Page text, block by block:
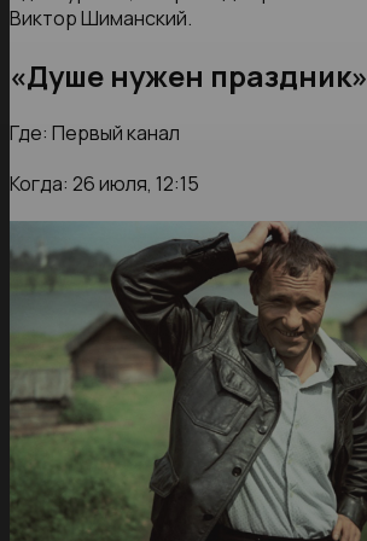
Виктор Шиманский.
«Душе нужен праздник»
Где: Первый канал
Когда: 26 июля, 12:15